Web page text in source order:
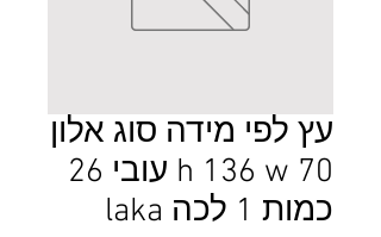
עץ לפי מידה סוג אלון
h 136 w 70 עובי 26
כמות 1 לכה laka